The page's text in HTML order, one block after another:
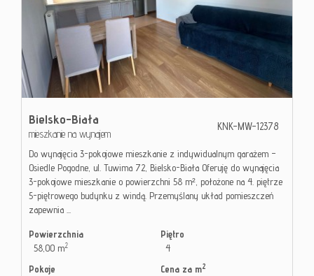
Blog
Bielsko-Biała
mieszkanie na wynajem
KNK-MW-12378
Do wynajęcia 3-pokojowe mieszkanie z indywidualnym garażem –
Osiedle Pogodne, ul. Tuwima 72, Bielsko-Biała Oferuję do wynajęcia
3-pokojowe mieszkanie o powierzchni 58 m², położone na 4. piętrze
5-piętrowego budynku z windą. Przemyślany układ pomieszczeń
zapewnia ...
Powierzchnia
58,00 m2
Piętro
4
Pokoje
Cena za m2